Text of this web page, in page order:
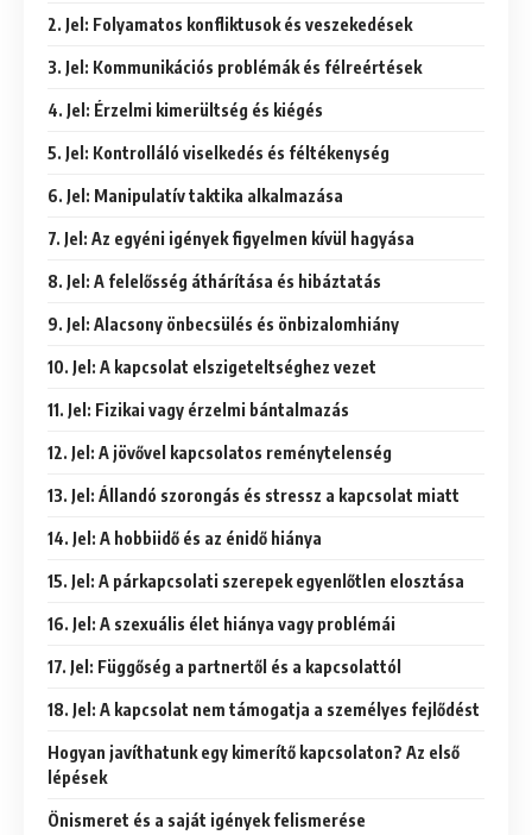
2. Jel: Folyamatos konfliktusok és veszekedések
3. Jel: Kommunikációs problémák és félreértések
4. Jel: Érzelmi kimerültség és kiégés
5. Jel: Kontrolláló viselkedés és féltékenység
6. Jel: Manipulatív taktika alkalmazása
7. Jel: Az egyéni igények figyelmen kívül hagyása
8. Jel: A felelősség áthárítása és hibáztatás
9. Jel: Alacsony önbecsülés és önbizalomhiány
10. Jel: A kapcsolat elszigeteltséghez vezet
11. Jel: Fizikai vagy érzelmi bántalmazás
12. Jel: A jövővel kapcsolatos reménytelenség
13. Jel: Állandó szorongás és stressz a kapcsolat miatt
14. Jel: A hobbiidő és az énidő hiánya
15. Jel: A párkapcsolati szerepek egyenlőtlen elosztása
16. Jel: A szexuális élet hiánya vagy problémái
17. Jel: Függőség a partnertől és a kapcsolattól
18. Jel: A kapcsolat nem támogatja a személyes fejlődést
Hogyan javíthatunk egy kimerítő kapcsolaton? Az első
lépések
Önismeret és a saját igények felismerése